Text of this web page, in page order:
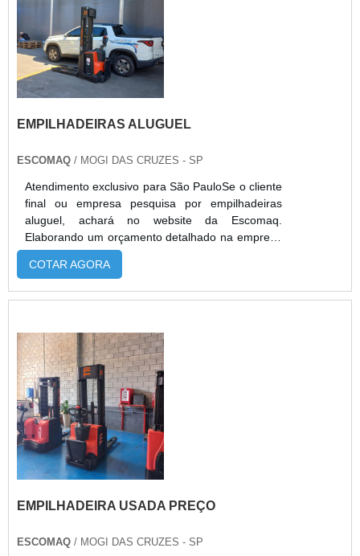
EMPILHADEIRAS ALUGUEL
ESCOMAQ / MOGI DAS CRUZES - SP
Atendimento exclusivo para São PauloSe o cliente
final ou empresa pesquisa por empilhadeiras
aluguel, achará no website da Escomaq.
Elaborando um orçamento detalhado na empresa
mais qualificada do mercado e encontrando a
melhor referência em qualidade.Quando a
profissionais especializados da Escomaq atingirá
resultados dos clientes.MAIS DETALHES SOBRE
EMPILHAD...
COTAR AGORA
EMPILHADEIRA USADA PREÇO
ESCOMAQ / MOGI DAS CRUZES - SP